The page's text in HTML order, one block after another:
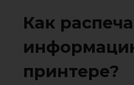
Как
принтере?